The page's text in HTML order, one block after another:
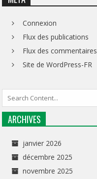
Connexion
Flux des publications
Flux des commentaires
Site de WordPress-FR
ARCHIVES
janvier 2026
décembre 2025
novembre 2025